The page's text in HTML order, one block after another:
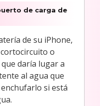
de carga de
de su iPhone,
o
daría lugar a
al agua que
si está